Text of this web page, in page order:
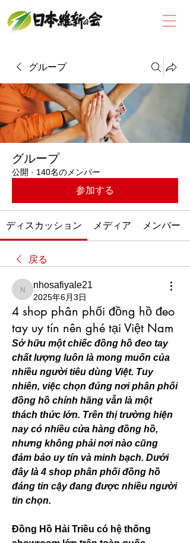
グループ
グループ
公開 · 140名のメンバー
参加する
ディスカッション メディア メンバー
戻る
nhosafiyale21
nhosafiyale21
2025年6月3日
4 shop phân phối đồng hồ đeo
tay uy tín nên ghé tại Việt Nam
Sở hữu một chiếc đồng hồ đeo tay
chất lượng luôn là mong muốn của
nhiều người tiêu dùng Việt. Tuy
nhiên, việc chọn đúng nơi phân phối
đồng hồ chính hãng vẫn là một
thách thức lớn. Trên thị trường hiện
nay có nhiều cửa hàng đồng hồ,
nhưng không phải nơi nào cũng
đảm bảo uy tín và minh bạch. Dưới
đây là 4 shop phân phối đồng hồ
đáng tin cậy đang được nhiều người
tin chọn.
Đồng Hồ Hải Triều có hệ thống